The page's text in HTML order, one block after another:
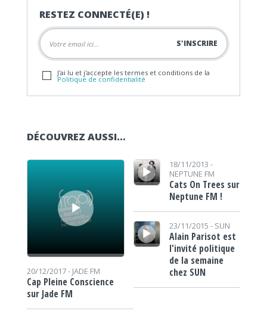
RESTEZ CONNECTÉ(E) !
J'ai lu et j'accepte les termes et conditions de la
Politique de confidentialité
DÉCOUVREZ AUSSI…
Lecteur audio
20/12/2017 - JADE FM
Cap Pleine Conscience
sur Jade FM
Lecteur audio18/11/2013 -
NEPTUNE FM
Cats On Trees sur
Neptune FM !
Lecteur audio
23/11/2015 - SUN
Alain Parisot est
l'invité politique
de la semaine
chez SUN